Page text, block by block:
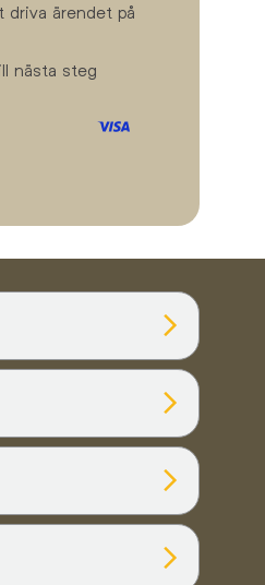
driva ärendet på
nästa steg